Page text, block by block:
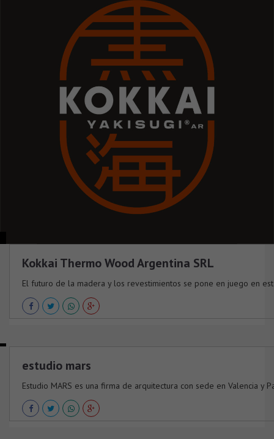
Kokkai Thermo Wood Argentina SRL
El futuro de la madera y los revestimientos se pone en juego en
estudio mars
Estudio MARS es una firma de arquitectura con sede en Valencia y